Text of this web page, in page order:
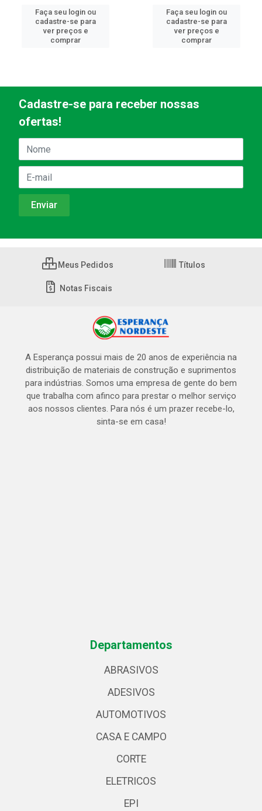
Faça seu login ou
cadastre-se para
ver preços e
comprar
Faça seu login ou
cadastre-se para
ver preços e
comprar
Cadastre-se para receber nossas
ofertas!
Meus Pedidos Títulos
Notas Fiscais
A Esperança possui mais de 20 anos de experiência na
distribuição de materiais de construção e suprimentos
para indústrias. Somos uma empresa de gente do bem
que trabalha com afinco para prestar o melhor serviço
aos nossos clientes. Para nós é um prazer recebe-lo,
sinta-se em casa!
Departamentos
ABRASIVOS
ADESIVOS
AUTOMOTIVOS
CASA E CAMPO
CORTE
ELETRICOS
EPI